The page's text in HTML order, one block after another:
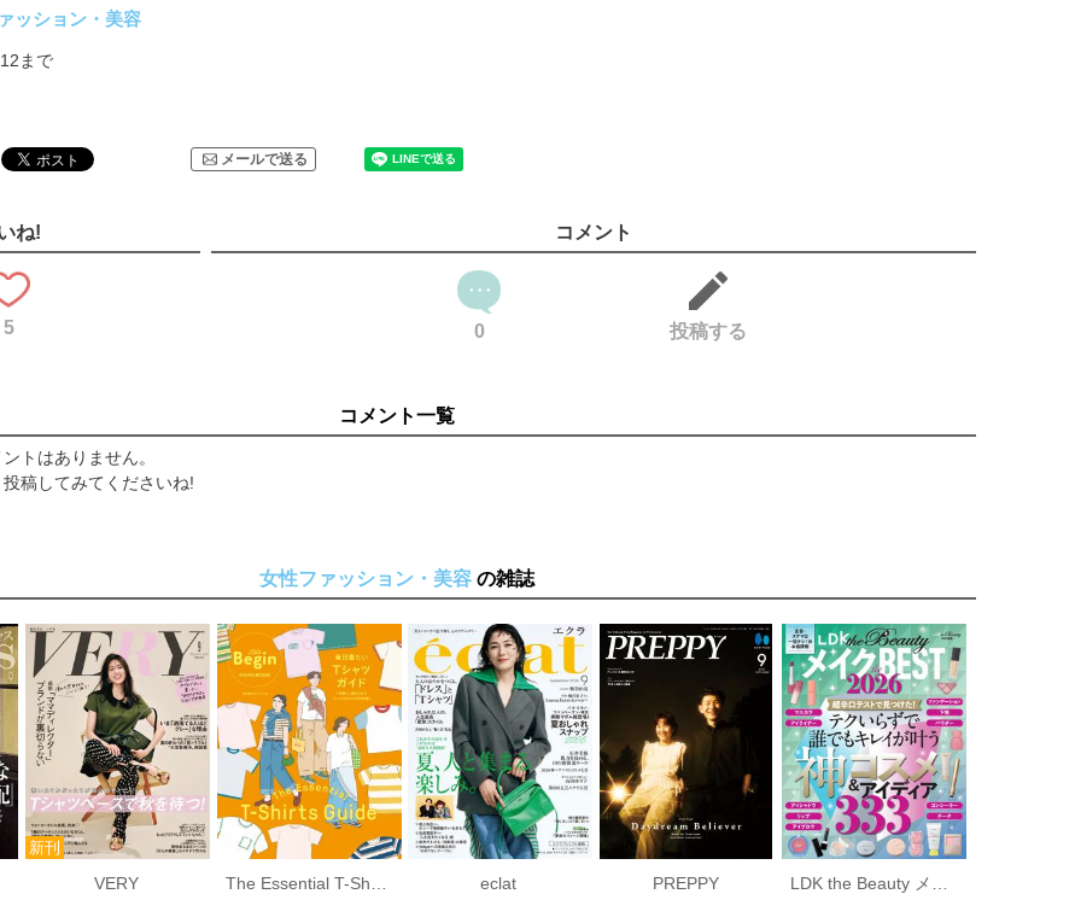
」ロエベ × 森絵梨佳
!?〉そうだ、小顔カットにしよう
〉Tシャツ白書 × 森香澄
へ」浅草 × コンパクトTシャツ
に行きます」水上恒司＆福士蒼汰
し
つり」
ードの星占い」
ッション・美容
まで
メールで送る
ね!
5
コメント
0 投稿する
コメント一覧
トはありません。
稿してみてくださいね!
女性ファッション・美容 の雑誌
VERY eclat PREPPY